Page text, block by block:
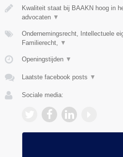
Kwaliteit staat bij BAAKN hoog in
advocaten ▼
Ondernemingsrecht, Intellectuele
Familierecht,
▼
Openingstijden ▼
Laatste facebook posts ▼
Sociale media: